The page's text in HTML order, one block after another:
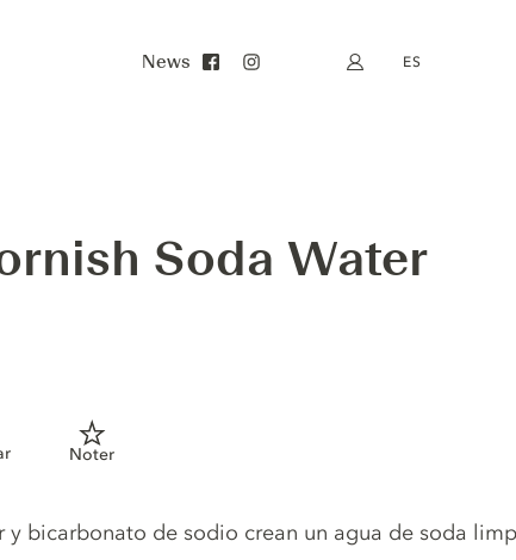
News Mi cuenta
ES
Soda Water
Noter
y bicarbonato de sodio crean un agua de soda